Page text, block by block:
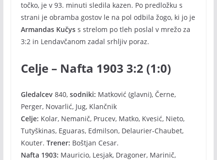
točko, je v 93. minuti sledila kazen. Po predložku s
strani je obramba gostov le na pol odbila žogo, ki jo je
Armandas Kučyss strelom po tleh poslal v mrežo za
3:2 in Lendavčanom zadal srhljiv poraz.
Celje – Nafta 1903 3:2 (1:0)
Gledalcev 840,sodniki: Matković (glavni), Černe,
Perger, Novarlić, Jug, Klančnik
Celje: Kolar, Nemanič, Prucev, Matko, Kvesić, Nieto,
Tutyškinas, Eguaras, Edmilson, Delaurier-Chaubet,
Kouter. Trener: Boštjan Cesar.
Nafta 1903: Mauricio, Lesjak, Dragoner, Marinič,